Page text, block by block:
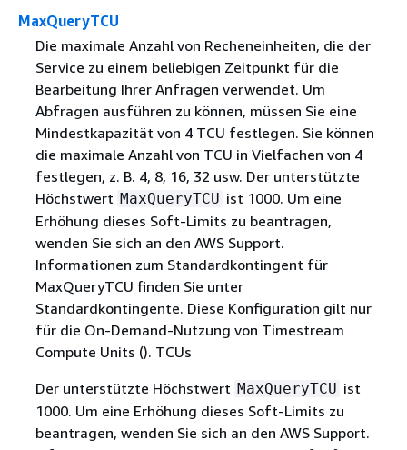
MaxQueryTCU
Die maximale Anzahl von Recheneinheiten, die der
Service zu einem beliebigen Zeitpunkt für die
Bearbeitung Ihrer Anfragen verwendet. Um
Abfragen ausführen zu können, müssen Sie eine
Mindestkapazität von 4 TCU festlegen. Sie können
die maximale Anzahl von TCU in Vielfachen von 4
festlegen, z. B. 4, 8, 16, 32 usw. Der unterstützte
Höchstwert MaxQueryTCU ist 1000. Um eine
Erhöhung dieses Soft-Limits zu beantragen,
wenden Sie sich an den AWS Support.
Informationen zum Standardkontingent für
MaxQueryTCU finden Sie unter
Standardkontingente. Diese Konfiguration gilt nur
für die On-Demand-Nutzung von Timestream
Compute Units (). TCUs
Der unterstützte Höchstwert MaxQueryTCU ist
1000. Um eine Erhöhung dieses Soft-Limits zu
beantragen, wenden Sie sich an den AWS Support.